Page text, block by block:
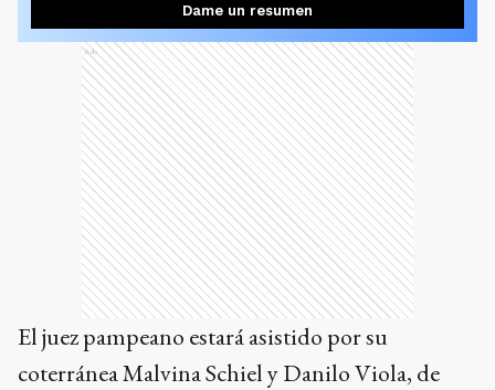
Dame un resumen
Ads
El juez pampeano estará asistido por su
coterránea Malvina Schiel y Danilo Viola, de